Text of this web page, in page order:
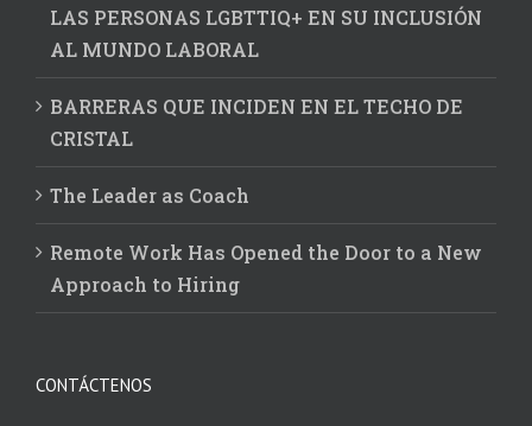
LAS PERSONAS LGBTTIQ+ EN SU INCLUSIÓN
AL MUNDO LABORAL
BARRERAS QUE INCIDEN EN EL TECHO DE
CRISTAL
The Leader as Coach
Remote Work Has Opened the Door to a New
Approach to Hiring
CONTÁCTENOS